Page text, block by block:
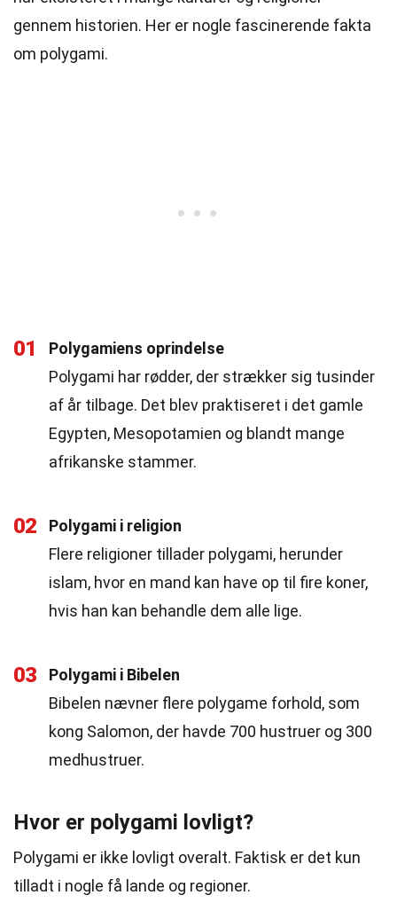
gennem historien. Her er nogle fascinerende fakta
om polygami.
01
Polygamiens oprindelse
Polygami har rødder, der strækker sig tusinder
af år tilbage. Det blev praktiseret i det gamle
Egypten, Mesopotamien og blandt mange
afrikanske stammer.
02
Polygami i religion
Flere religioner tillader polygami, herunder
islam, hvor en mand kan have op til fire koner,
hvis han kan behandle dem alle lige.
03
Polygami i Bibelen
Bibelen nævner flere polygame forhold, som
kong Salomon, der havde 700 hustruer og 300
medhustruer.
Hvor er polygami lovligt?
Polygami er ikke lovligt overalt. Faktisk er det kun
tilladt i nogle få lande og regioner.